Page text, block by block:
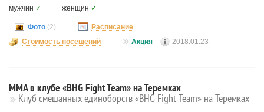
мужчин ✓ женщин ✓
Фото (2)
Расписание
Стоимость посещений
Акция 2018.01.23
ММА в клубе «BHG Fight Team» на Теремках
Клуб смешанных единоборств «BHG Fight Team» на Теремках